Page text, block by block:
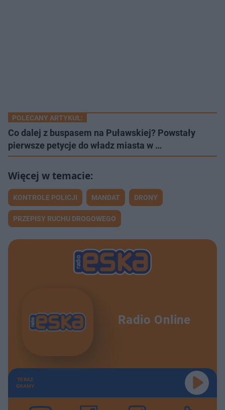
POLECANY ARTYKUŁ:
Co dalej z buspasem na Puławskiej? Powstały
pierwsze petycje do władz miasta w …
KONTROLE POLICJI MANDAT DRONY
PRZEPISY RUCHU DROGOWEGO
Radio Online
TERAZ
GRAMY